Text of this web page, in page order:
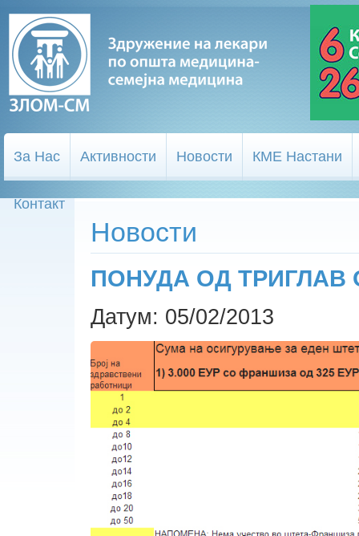
За Нас Активности Новости КМЕ Настани
Контакт
Новости
ПОНУДА ОД
Датум: 05/02/2013